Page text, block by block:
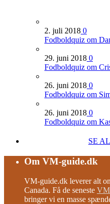
2. juli 2018 0
Fodboldquiz om
29. juni 2018 0
Fodboldquiz om
26. juni 2018 0
Fodboldquiz om
26. juni 2018 0
Fodboldquiz om
SE
Om VM-guide.dk
VM-guide.dk leverer alt
Canada. Få de seneste VM
bringer vi en masse